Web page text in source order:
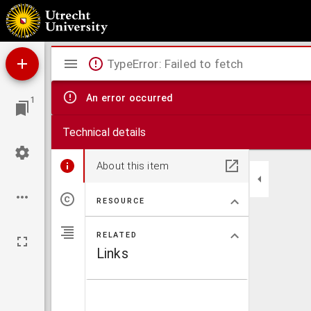
Ueber die Drehkrankheit der Schafe, deren gewisse Vorbeugung durch eine richtige,
Berücksichtigung der westpreussischen landwirthschaftlichen Zustände
1
Mirador
viewer
TypeError: Failed to fetch
An error occurred
Technical details
About this item
RESOURCE
RELATED
Links